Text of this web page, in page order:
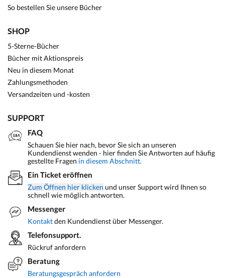
So bestellen Sie unsere Bücher
SHOP
5-Sterne-Bücher
Bücher mit Aktionspreis
Neu in diesem Monat
Zahlungsmethoden
Versandzeiten und -kosten
SUPPORT
FAQ
Schauen Sie hier nach, bevor Sie sich an unseren
Kundendienst wenden - hier finden Sie Antworten auf häufig
gestellte Fragen in diesem Abschnitt.
Ein Ticket eröffnen
Zum Öffnen hier klicken und unser Support wird Ihnen so
schnell wie möglich antworten.
Messenger
Kontaktden Kundendienst über Messenger.
Telefonsupport.
Rückruf anfordern
Beratung
Beratungsgespräch anfordern